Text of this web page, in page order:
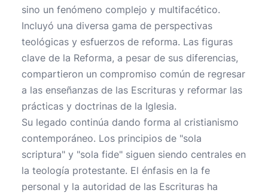
sino un fenómeno complejo y multifacético.
Incluyó una diversa gama de perspectivas
teológicas y esfuerzos de reforma. Las figuras
clave de la Reforma, a pesar de sus diferencias,
compartieron un compromiso común de regresar
a las enseñanzas de las Escrituras y reformar las
prácticas y doctrinas de la Iglesia.
Su legado continúa dando forma al cristianismo
contemporáneo. Los principios de "sola
scriptura" y "sola fide" siguen siendo centrales en
la teología protestante. El énfasis en la fe
personal y la autoridad de las Escrituras ha